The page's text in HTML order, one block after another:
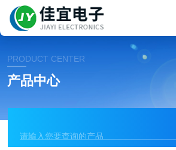
PRODUCT CENTER
产品中心